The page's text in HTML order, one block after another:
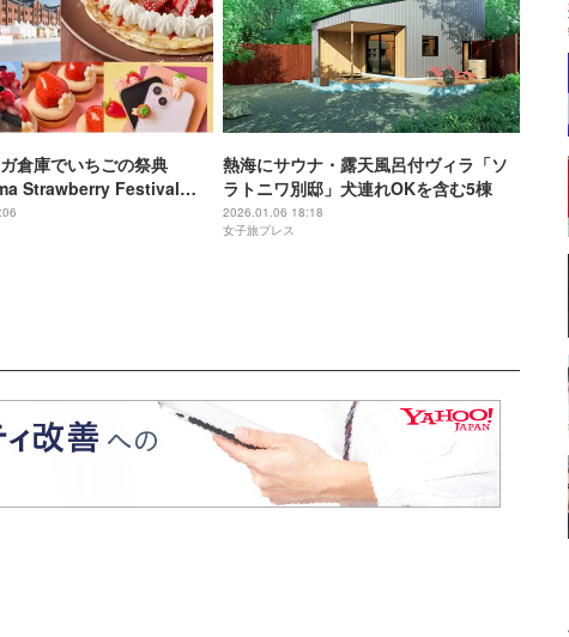
倉庫でいちごの祭典
Strawberry Festival
舗集結の幸せ空間
熱海にサウナ・露天風呂付ヴィラ「ソ
ラトニワ別邸」犬連れOKを含む5棟
2026.01.06 18:18
女子旅プレス